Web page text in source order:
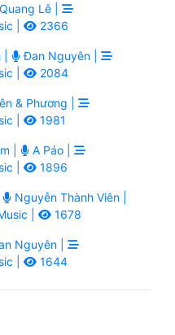
Quang Lê |
|
2366
Đan Nguyên |
|
2084
& Phương |
|
1981
|
A Páo |
|
1896
Nguyễn Thành Viên |
|
1678
Nguyên |
|
1644